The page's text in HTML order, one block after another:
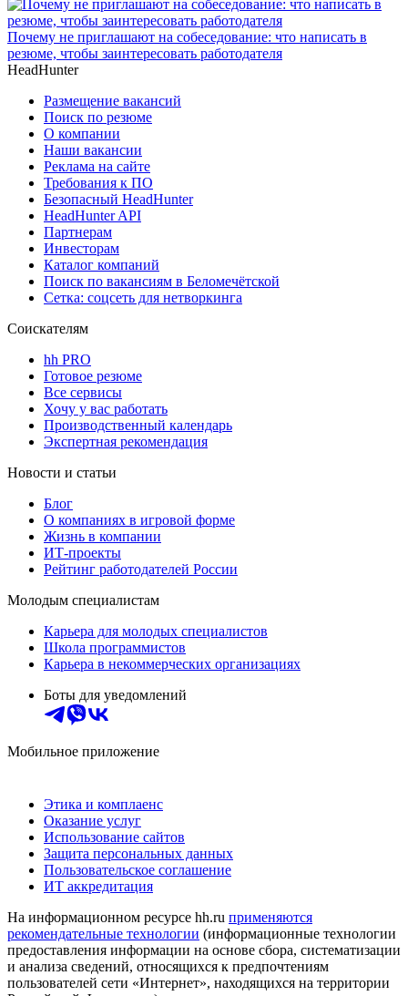
Почему не приглашают на собеседование: что написать в
резюме, чтобы заинтересовать работодателя
HeadHunter
Размещение вакансий
Поиск по резюме
О компании
Наши вакансии
Реклама на сайте
Требования к ПО
Безопасный HeadHunter
HeadHunter API
Партнерам
Инвесторам
Каталог компаний
Поиск по вакансиям в Беломечётской
Сетка: соцсеть для нетворкинга
Соискателям
hh PRO
Готовое резюме
Все сервисы
Хочу у вас работать
Производственный календарь
Экспертная рекомендация
Новости и статьи
Блог
О компаниях в игровой форме
Жизнь в компании
ИТ-проекты
Рейтинг работодателей России
Молодым специалистам
Карьера для молодых специалистов
Школа программистов
Карьера в некоммерческих организациях
Боты для уведомлений
Мобильное приложение
Этика и комплаенс
Оказание услуг
Использование сайтов
Защита персональных данных
Пользовательское соглашение
ИТ аккредитация
На информационном ресурсе hh.ru применяются
рекомендательные технологии (информационные технологии
предоставления информации на основе сбора, систематизации
и анализа сведений, относящихся к предпочтениям
пользователей сети «Интернет», находящихся на территории